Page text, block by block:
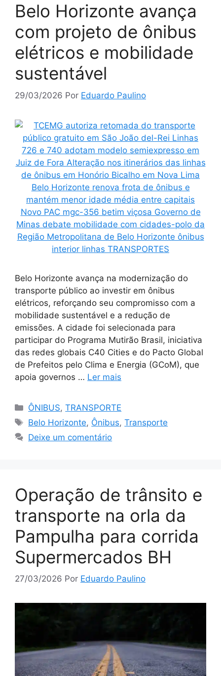
Belo Horizonte avança
com projeto de ônibus
elétricos e mobilidade
sustentável
29/03/2026 Por Eduardo Paulino
Belo Horizonte avança na modernização do
transporte público ao investir em ônibus
elétricos, reforçando seu compromisso com a
mobilidade sustentável e a redução de
emissões. A cidade foi selecionada para
participar do Programa Mutirão Brasil, iniciativa
das redes globais C40 Cities e do Pacto Global
de Prefeitos pelo Clima e Energia (GCoM), que
apoia governos … Ler mais
Categorias
ÔNIBUS,TRANSPORTE
Tags
Belo Horizonte, Ônibus,Transporte
Deixe um comentário
Operação de trânsito e
transporte na orla da
Pampulha para corrida
Supermercados BH
27/03/2026 Por Eduardo Paulino